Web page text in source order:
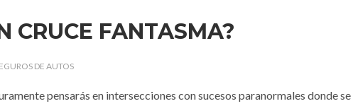
CRUCE FANTASMA?
DE AUTOS
pensarás en intersecciones con sucesos paranormales donde se